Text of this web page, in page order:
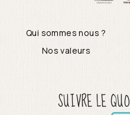
Qui sommes nous ?
Nos valeurs
SUIVRE LE